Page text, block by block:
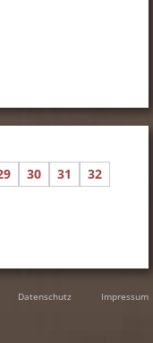
30 31
32
Datenschutz Impressum